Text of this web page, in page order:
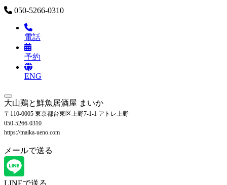
050-5266-0310
電話
予約
ENG
大山鶏と鮮魚居酒屋 まいか
〒110-0005 東京都台東区上野7-1-1 アトレ上野
050-5266-0310
https://maika-ueno.com
メールで送る
LINEで送る